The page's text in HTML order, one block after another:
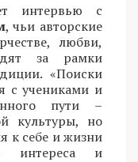
интервью с
, чьи авторские
любви,
за рамки
«Поиски
с учениками и
пути –
культуры, но
к себе и жизни
интереса и